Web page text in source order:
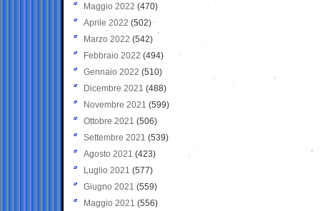
Maggio 2022 (470)
Aprile 2022 (502)
Marzo 2022 (542)
Febbraio 2022 (494)
Gennaio 2022 (510)
Dicembre 2021 (488)
Novembre 2021 (599)
Ottobre 2021 (506)
Settembre 2021 (539)
Agosto 2021 (423)
Luglio 2021 (577)
Giugno 2021(559)
Maggio 2021 (556)